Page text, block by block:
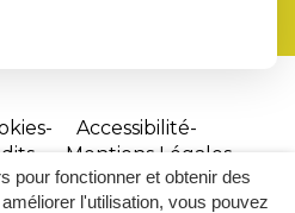
pour fonctionner et obtenir des
l'utilisation, vous pouvez
Accessibilité
Mentions Légales